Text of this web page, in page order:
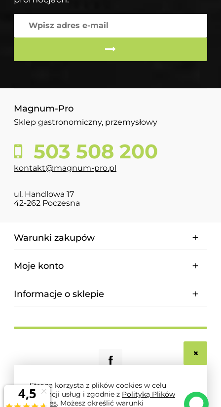
Strona korzysta z plików cookies w celu
realizacji usług i zgodnie z Polityką Plików
Cookies. Możesz określić warunki
Magnum-Pro
Sklep gastronomiczny, przemysłowy
503 508 200
kontakt@magnum-pro.pl
ul. Handlowa 17
42-262 Poczesna
Warunki zakupów
Moje konto
Informacje o sklepie
© 2026 magnum-pro.pl. Wszelkie prawa zastrzeżone.